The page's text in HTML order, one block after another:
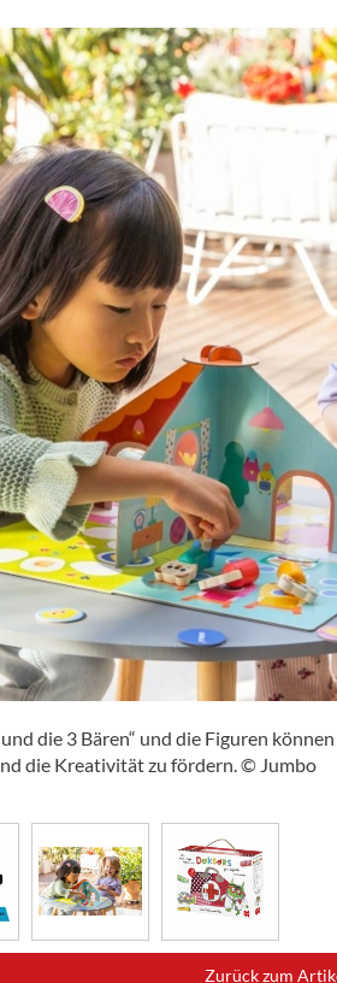
die 3 Bären“ und die Figuren
die Kreativität zu fördern. © Jumbo
Zurück zum